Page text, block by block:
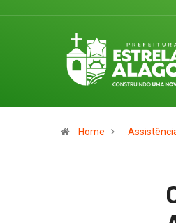
Home